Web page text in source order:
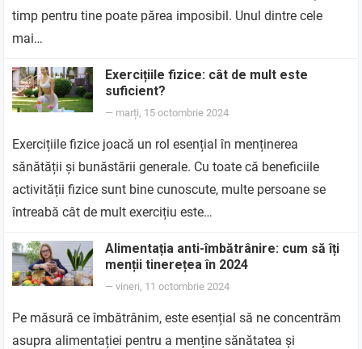
timp pentru tine poate părea imposibil. Unul dintre cele
mai…
Exercițiile fizice: cât de mult este
suficient?
— marți, 15 octombrie 2024
Exercițiile fizice joacă un rol esențial în menținerea
sănătății și bunăstării generale. Cu toate că beneficiile
activității fizice sunt bine cunoscute, multe persoane se
întreabă cât de mult exercițiu este…
Alimentația anti-îmbătrânire: cum să îți
menții tinerețea în 2024
—vineri, 11 octombrie 2024
Pe măsură ce îmbătrânim, este esențial să ne concentrăm
asupra alimentației pentru a menține sănătatea și